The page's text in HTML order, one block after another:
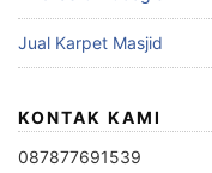
Jual Karpet Masjid
KONTAK KAMI
087877691539